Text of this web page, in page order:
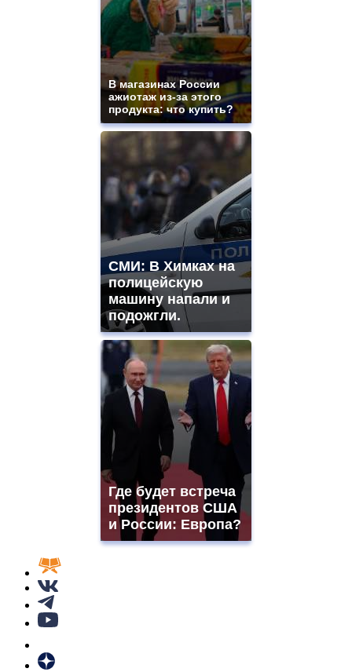
В магазинах России
ажиотаж из-за этого
продукта: что купить?
СМИ: В Химках на
полицейскую
машину напали и
подожгли.
Где будет встреча
президентов США
и России: Европа?